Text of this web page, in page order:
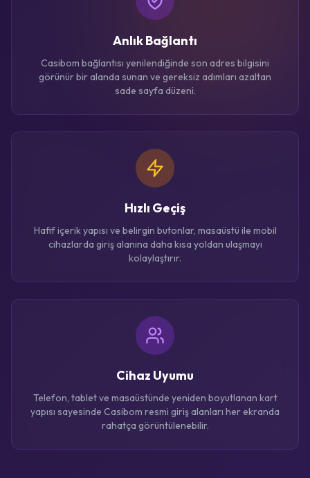
Anlık Bağlantı
Casibom bağlantısı yenilendiğinde son adres bilgisini
görünür bir alanda sunan ve gereksiz adımları azaltan
sade sayfa düzeni.
Hızlı Geçiş
Hafif içerik yapısı ve belirgin butonlar, masaüstü ile mobil
cihazlarda giriş alanına daha kısa yoldan ulaşmayı
kolaylaştırır.
Cihaz Uyumu
Telefon, tablet ve masaüstünde yeniden boyutlanan kart
yapısı sayesinde Casibom resmi giriş alanları her ekranda
rahatça görüntülenebilir.